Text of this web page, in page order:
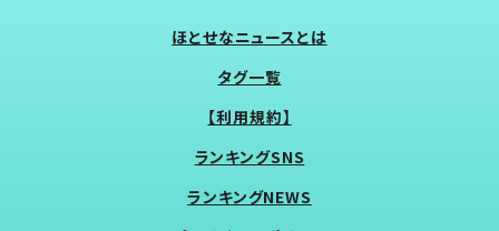
ほとせなニュースとは
タグ一覧
【利用規約】
ランキングSNS
ランキングNEWS